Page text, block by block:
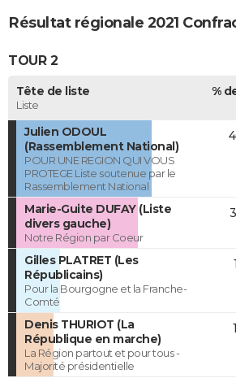
Résultat régionale 2021
TOUR 2
Tête de liste
Liste
%
Julien ODOUL
(Rassemblement National)
POUR UNE REGION QUI VOUS
PROTEGE Liste soutenue par le
Rassemblement National
Marie-Guite DUFAY (Liste
divers gauche)
Notre Région par Coeur
Gilles PLATRET (Les
Républicains)
Pour la Bourgogne et la Franche-
Comté
Denis THURIOT (La
République en marche)
La Région partout et pour tous -
Majorité présidentielle